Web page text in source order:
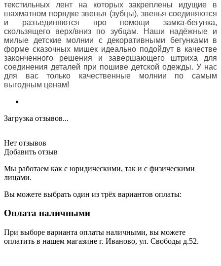
текстильных лент на которых закреплены идущие в
шахматном порядке звенья (зубцы), звенья соединяются
и разъединяются про помощи замка-бегунка,
скользящего верх/вниз по зубцам. Наши надёжные и
милые детские молнии с декоративными бегунками в
форме сказочных мишек идеально подойдут в качестве
законченного решения и завершающего штриха для
соединения деталей при пошиве детской одежды. У нас
для вас только качественные молнии по самым
выгодным ценам!
Загрузка отзывов...
Нет отзывов
Добавить отзыв
Мы работаем как с юридическими, так и с физическими
лицами.
Вы можете выбрать один из трёх вариантов оплаты:
Оплата наличными
При выборе варианта оплаты наличными, вы можете
оплатить в нашем магазине г. Иваново, ул. Свободы д.52.